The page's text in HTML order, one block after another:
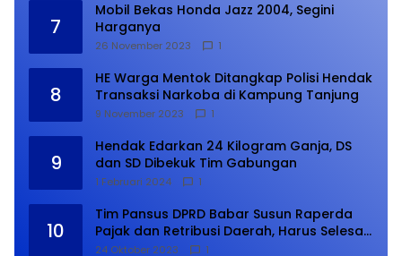
7
Mobil Bekas Honda Jazz 2004, Segini
Harganya
26 November 2023 1
8
HE Warga Mentok Ditangkap Polisi Hendak
Transaksi Narkoba di Kampung Tanjung
9 November 2023 1
9
Hendak Edarkan 24 Kilogram Ganja, DS
dan SD Dibekuk Tim Gabungan
1 Februari 2024 1
10
Tim Pansus DPRD Babar Susun Raperda
Pajak dan Retribusi Daerah, Harus Selesai
Januari 2024
24 Oktober 2023 1